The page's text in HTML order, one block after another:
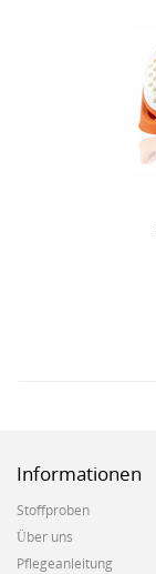
Informationen
Stoffproben
Über uns
Pflegeanleitung